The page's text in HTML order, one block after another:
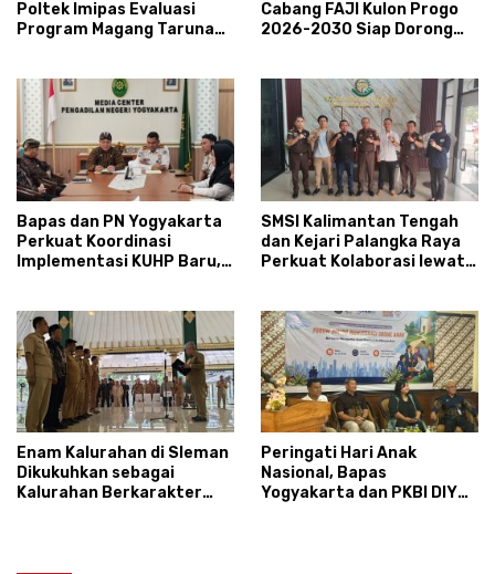
Poltek Imipas Evaluasi
Program Magang Taruna
Cabang FAJI Kulon Progo
2026-2030 Siap Dorong
Bapas dan PN Yogyakarta
Perkuat Koordinasi
Implementasi KUHP Baru,
SMSI Kalimantan Tengah
dan Kejari Palangka Raya
Perkuat Kolaborasi lewat
Enam Kalurahan di Sleman
Dikukuhkan sebagai
Kalurahan Berkarakter
Peringati Hari Anak
Nasional, Bapas
Yogyakarta dan PKBI DIY